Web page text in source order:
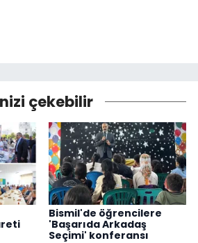
çekebilir
Bismil'de öğrencilere
'Başarıda Arkadaş
Seçimi' konferansı